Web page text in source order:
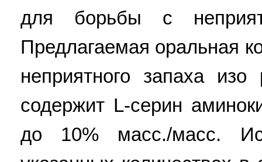
для борьбы с
Предлагаемая оральная
неприятного запаха
содержит L-серин
до 10% масс./масс.